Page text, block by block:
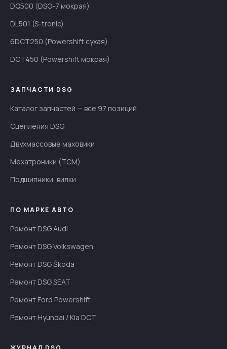
DQ500 (DSG-7 мокрая)
DL501 (S-tronic)
6DCT250 (Powershift сухая)
DCT450 (Powershift мокрая)
ЗАПЧАСТИ DSG
Каталог запчастей — все 97 позиций
Сцепления DSG
Двухмассовые маховики
Мехатроники (TCM)
Подшипники, вилки
ПО МАРКЕ АВТО
Ремонт DSG Audi
Ремонт DSG Volkswagen
Ремонт DSG Škoda
Ремонт DSG SEAT
Ремонт Ford Powershift
Ремонт Hyundai / Kia DCT